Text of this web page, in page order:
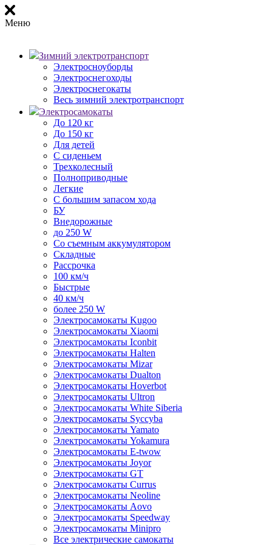
Меню
Зимний электротранспорт
Электросноуборды
Электроснегоходы
Электроснегокаты
Весь зимний электротранспорт
Электросамокаты
До 120 кг
До 150 кг
Для детей
С сиденьем
Трехколесный
Полноприводные
Легкие
С большим запасом хода
БУ
Внедорожные
до 250 W
Со съемным аккумулятором
Складные
Рассрочка
100 км/ч
Быстрые
40 км/ч
более 250 W
Электросамокаты Kugoo
Электросамокаты Xiaomi
Электросамокаты Iconbit
Электросамокаты Halten
Электросамокаты Mizar
Электросамокаты Dualton
Электросамокаты Hoverbot
Электросамокаты Ultron
Электросамокаты White Siberia
Электросамокаты Syccyba
Электросамокаты Yamato
Электросамокаты Yokamura
Электросамокаты E-twow
Электросамокаты Joyor
Электросамокаты GT
Электросамокаты Currus
Электросамокаты Neoline
Электросамокаты Aovo
Электросамокаты Speedway
Электросамокаты Minipro
Все электрические самокаты